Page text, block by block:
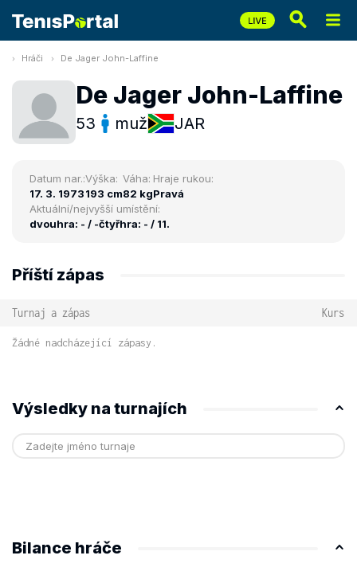
Hráči De Jager John-Laffine
De Jager John-Laffine
53 muž JAR
Datum nar.:
17. 3. 1973
Výška:
193 cm
Váha:
82 kg
Hraje rukou:
Pravá
Aktuální/nejvyšší umístění:
dvouhra: - / -čtyřhra: - / 11.
Příští zápas
Turnaj a zápas Kurs
Žádné nadcházející zápasy.
Výsledky na turnajích
Bilance hráče